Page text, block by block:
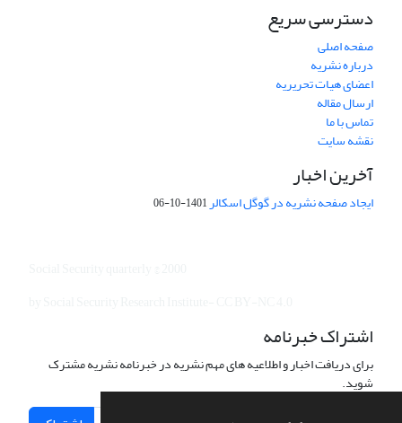
دسترسی سریع
صفحه اصلی
درباره نشریه
اعضای هیات تحریریه
ارسال مقاله
تماس با ما
نقشه سایت
آخرین اخبار
ایجاد صفحه نشریه در گوگل اسکالر1401-10-06
اشتراک خبرنامه
برای دریافت اخبار و اطلاعیه های مهم نشریه در خبرنامه نشریه مشترک
شوید.